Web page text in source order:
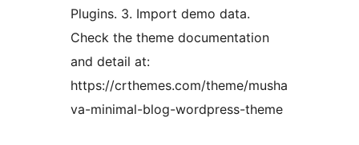
Plugins. 3. Import demo data.
Check the theme documentation
and detail at:
https://crthemes.com/theme/musha
va-minimal-blog-wordpress-theme